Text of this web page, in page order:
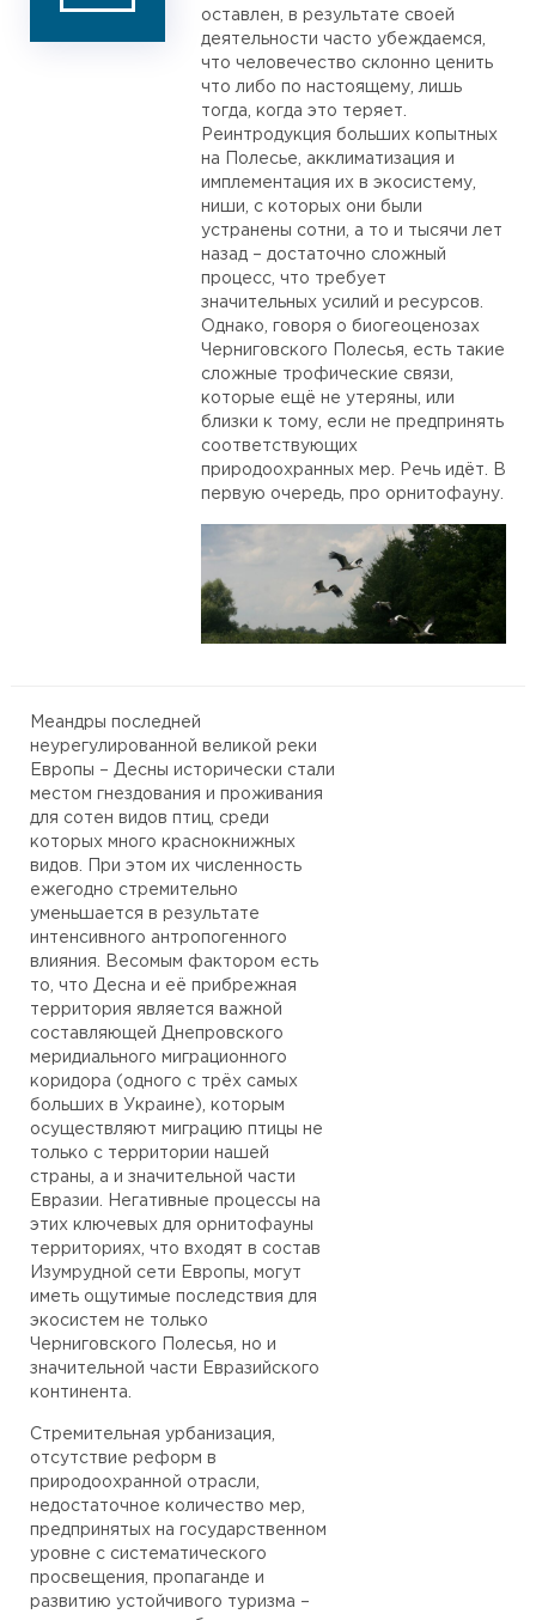
оставлен, в результате своей
деятельности часто убеждаемся,
что человечество склонно ценить
что либо по настоящему, лишь
тогда, когда это теряет.
Реинтродукция больших копытных
на Полесье, акклиматизация и
имплементация их в экосистему,
ниши, с которых они были
устранены сотни, а то и тысячи лет
назад – достаточно сложный
процесс, что требует
значительных усилий и ресурсов.
Однако, говоря о биогеоценозах
Черниговского Полесья, есть такие
сложные трофические связи,
которые ещё не утеряны, или
близки к тому, если не предпринять
соответствующих
природоохранных мер. Речь идёт. В
первую очередь, про орнитофауну.
Меандры последней
неурегулированной великой реки
Европы – Десны исторически стали
местом гнездования и проживания
для сотен видов птиц, среди
которых много краснокнижных
видов. При этом их численность
ежегодно стремительно
уменьшается в результате
интенсивного антропогенного
влияния. Весомым фактором есть
то, что Десна и её прибрежная
территория является важной
составляющей Днепровского
меридиального миграционного
коридора (одного с трёх самых
больших в Украине), которым
осуществляют миграцию птицы не
только с территории нашей
страны, а и значительной части
Евразии. Негативные процессы на
этих ключевых для орнитофауны
территориях, что входят в состав
Изумрудной сети Европы, могут
иметь ощутимые последствия для
экосистем не только
Черниговского Полесья, но и
значительной части Евразийского
континента.
Стремительная урбанизация,
отсутствие реформ в
природоохранной отрасли,
недостаточное количество мер,
предпринятых на государственном
уровне с систематического
просвещения, пропаганде и
развитию устойчивого туризма –